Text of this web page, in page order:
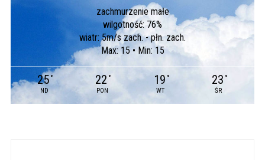
zachmurzenie małe
wilgotność: 76%
wiatr: 5m/s zach. - płn. zach.
Max: 15 • Min: 15
25 °
ND
22 °
PON
19 °
WT
23 °
ŚR